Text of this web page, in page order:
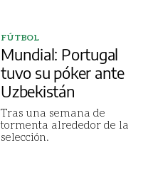
FÚTBOL
Mundial: Portugal
tuvo su póker ante
Uzbekistán
Tras una semana de
tormenta alrededor de la
selección.